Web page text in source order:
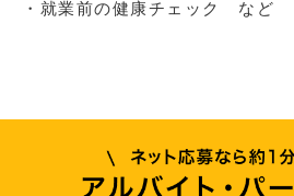
・就業前の健康チェック など